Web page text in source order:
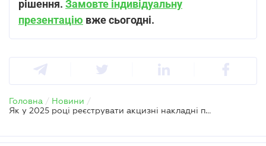
рішення. Замовте індивідуальну
презентацію вже сьогодні.
Головна / Новини /
Як у 2025 році реєструвати акцизні накладні при постачанні пального у споживчій тарі неплатнику акцизу